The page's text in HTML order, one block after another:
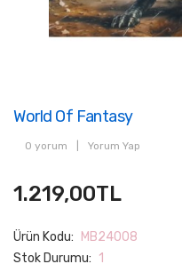
World Of Fantasy
0 yorum Yorum Yap
1.219,00TL
Ürün Kodu:
MB24008
Stok Durumu: 1